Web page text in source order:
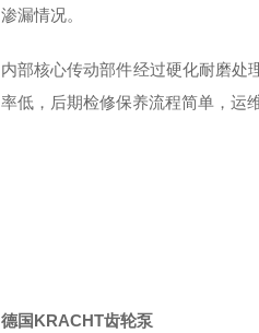
渗漏情况。
内部核心传动部件经过硬化耐磨处
率低，后期检修保养流程简单，运
德国KRACHT齿轮泵